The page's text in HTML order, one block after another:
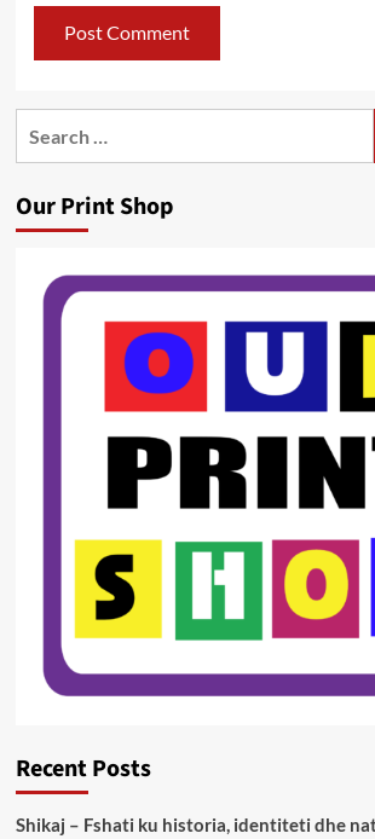
Our Print Shop
Recent Posts
Shikaj – Fshati ku historia, identiteti dhe